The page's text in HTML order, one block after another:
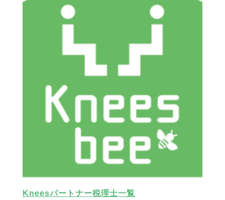
Kneesパートナー税理士一覧